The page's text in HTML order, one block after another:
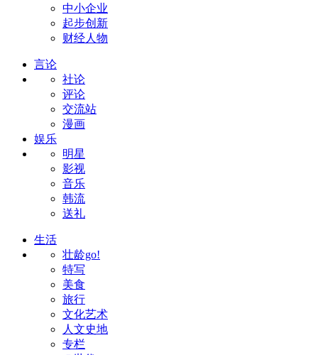
中小企业
起步创新
财经人物
言论
社论
评论
交流站
漫画
娱乐
明星
影视
音乐
韩流
送礼
生活
壮龄go!
特写
美食
旅行
文化艺术
人文史地
专栏